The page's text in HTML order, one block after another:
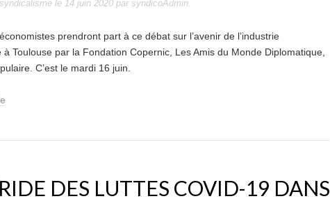
le 14 juin 2020 par syndicoAdmin.
prendront part à ce débat sur l’avenir de l’industrie
Toulouse par la Fondation Copernic, Les Amis du Monde Diplomatique,
C’est le mardi 16 juin.
DES LUTTES COVID-19 DANS